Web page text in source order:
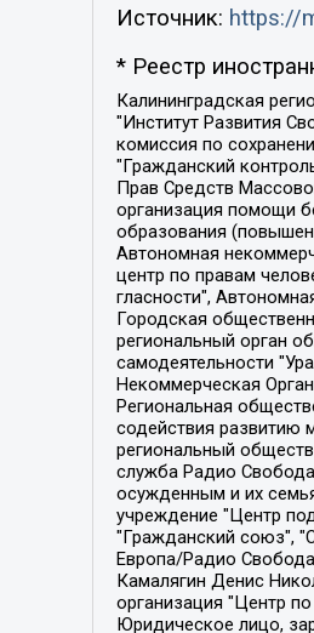
Источник: https://
* Реестр
Калининградская региональная общественная организация "Экозащита!-Женсовет", Фонд содействия защите прав и свобод граждан "Общественный вердикт", Фонд "Институт Развития Свободы Информации", Частное учреждение "Информационное агентство МЕМО. РУ", Региональная общественная организация "Общественная комиссия по сохранению наследия академика Сахарова", Фонд поддержки свободы прессы, Санкт-Петербургская общественная правозащитная организация "Гражданский контроль", Межрегиональная общественная организация "Информационно-просветительский центр "Мемориал", Региональный Фонд "Центр Защиты Прав Средств Массовой Информации", с 05.12.2023 Фонд "Центр Защиты Прав Средств массовой информации", Региональная общественная благотворительная организация помощи беженцам и мигрантам "Гражданское содействие", Негосударственное образовательное учреждение дополнительного профессионального образования (повышение квалификации) специалистов "АКАДЕМИЯ ПО ПРАВАМ ЧЕЛОВЕКА", Свердловская региональная общественная организация "Сутяжник", Автономная некоммерческая организация "Центр независимых социологических исследований", Союз общественных объединений "Российский исследовательский центр по правам человека", Региональное общественное учреждение научно-информационный центр "МЕМОРИАЛ", Некоммерческая организация "Фонд защиты